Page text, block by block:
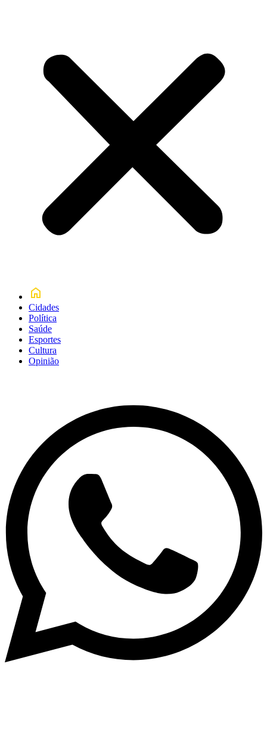
Cidades
Política
Saúde
Esportes
Cultura
Opinião